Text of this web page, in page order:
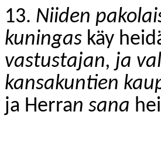
13. Niiden
kuningas käy
vastustajan, ja
kansakuntien
ja Herran sana